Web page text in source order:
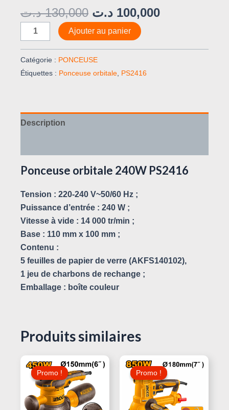
130,000 د.ت 100,000 د.ت
Ajouter au panier
Catégorie : PONCEUSE
Étiquettes : Ponceuse orbitale, PS2416
Description
Ponceuse orbitale 240W PS2416
Tension : 220-240 V~50/60 Hz ;
Puissance d’entrée : 240 W ;
Vitesse à vide : 14 000 tr/min ;
Base : 110 mm x 100 mm ;
Contenu :
5 feuilles de papier de verre (AKFS140102),
1 jeu de charbons de rechange ;
Emballage : boîte couleur
Produits similaires
Promo !
Promo !
Le
Prix
Initial
Était :
Le
145,000 د.ت.
Promo !
Promo !
Prix
Initial
Était :
Le